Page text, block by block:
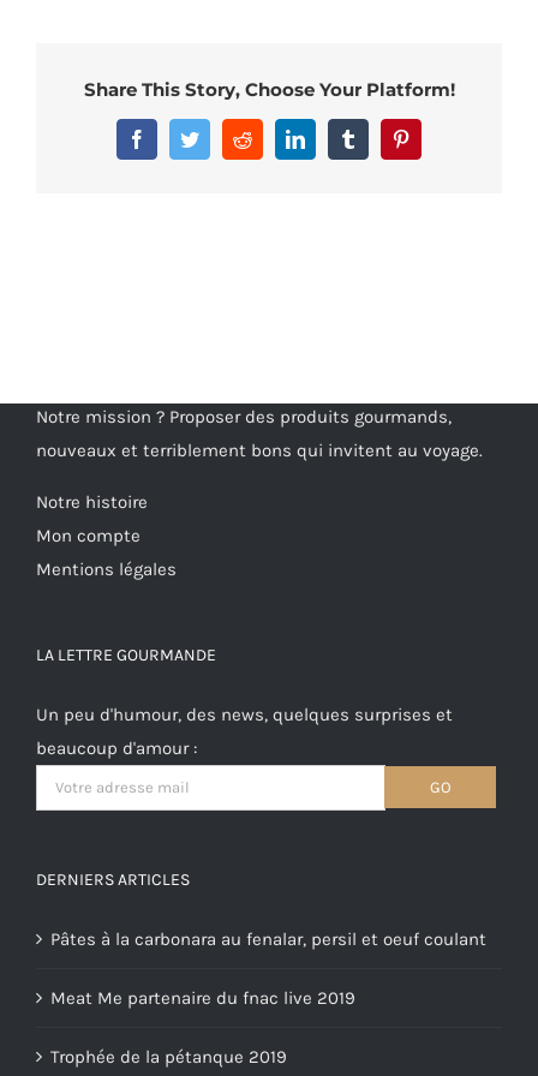
Share This Story, Choose Your Platform!
FacebookTwitterRedditLinkedInTumblr
Notre mission ? Proposer des produits gourmands,
nouveaux et terriblement bons qui invitent au voyage.
Notre histoire
Mon compte
Mentions légales
LA LETTRE GOURMANDE
Un peu d'humour, des news, quelques surprises et
beaucoup d'amour :
DERNIERS ARTICLES
Pâtes à la carbonara au fenalar, persil et oeuf coulant
Meat Me partenaire du fnac live 2019
Trophée de la pétanque 2019